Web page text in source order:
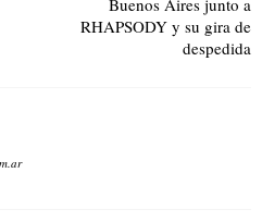
RHAPSODY y su gira de
despedida